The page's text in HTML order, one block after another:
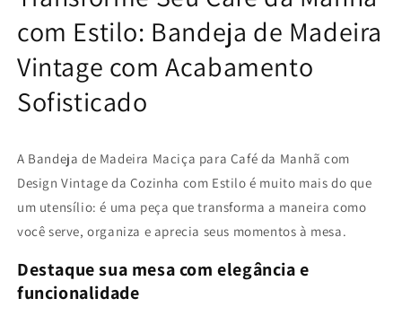
da
Manhã
com
Design
Vintage
Café
da
Manhã
com
Design
Vintage
com Estilo: Bandeja de Madeira
Vintage com Acabamento
Sofisticado
A Bandeja de Madeira Maciça para Café da Manhã com
Design Vintage da Cozinha com Estilo é muito mais do que
um utensílio: é uma peça que transforma a maneira como
você serve, organiza e aprecia seus momentos à mesa.
Destaque sua mesa com elegância e
funcionalidade